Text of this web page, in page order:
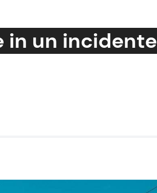
Piatti
in un incidente